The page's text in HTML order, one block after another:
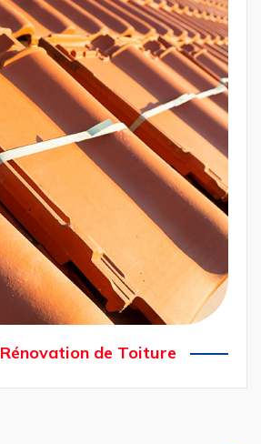
Réparation et
de Toiture
de Toiture